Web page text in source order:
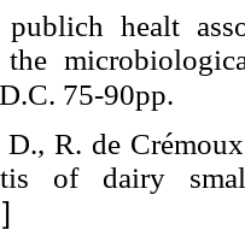
publich healt
75-90pp.
D., R. de
of dairy
]